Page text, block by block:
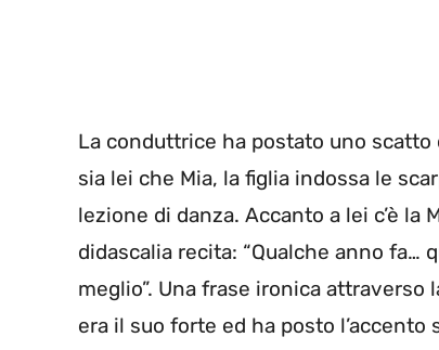
La conduttrice ha postato uno
sia lei che Mia, la figlia indossa le
lezione di danza. Accanto a lei c’è
didascalia recita: “Qualche anno fa…
meglio”. Una frase ironica
era il suo forte ed ha posto